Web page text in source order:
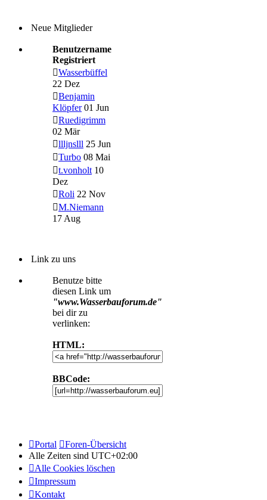
Neue Mitglieder
Benutzername
Registriert
Wasserbüffel
22 Dez
Benjamin
Klöpfer 01 Jun
Ruedigrimm
02 Mär
llljnslll 25 Jun
Turbo 08 Mai
t.vonholt 10
Dez
Roli 22 Nov
M.Niemann
17 Aug
Link zu uns
Benutze bitte
diesen Link um
"www.Wasserbauforum.de"
bei dir zu
verlinken:
HTML:
BBCode:
Portal
Foren-Übersicht
Alle Zeiten sind UTC+02:00
Alle Cookies löschen
Impressum
Kontakt